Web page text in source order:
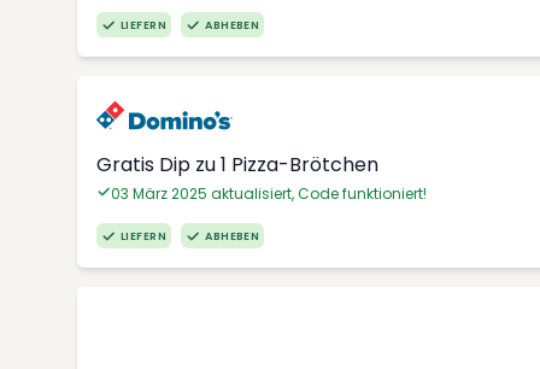
LIEFERN ABHEBEN
Gratis Dip zu 1 Pizza-Brötchen
03 März 2025 aktualisiert, Code funktioniert!
LIEFERN ABHEBEN